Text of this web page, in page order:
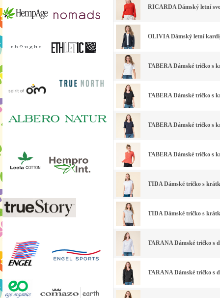
RICARDA Dámský letní
OLIVIA Dámský letní
TABERA Dámské tričko s
TABERA Dámské tričko s
TABERA Dámské tričko s
TABERA Dámské tričko s
TIDA Dámské tričko s
TIDA Dámské tričko s
TARANA Dámské tričko s
TARANA Dámské tričko s